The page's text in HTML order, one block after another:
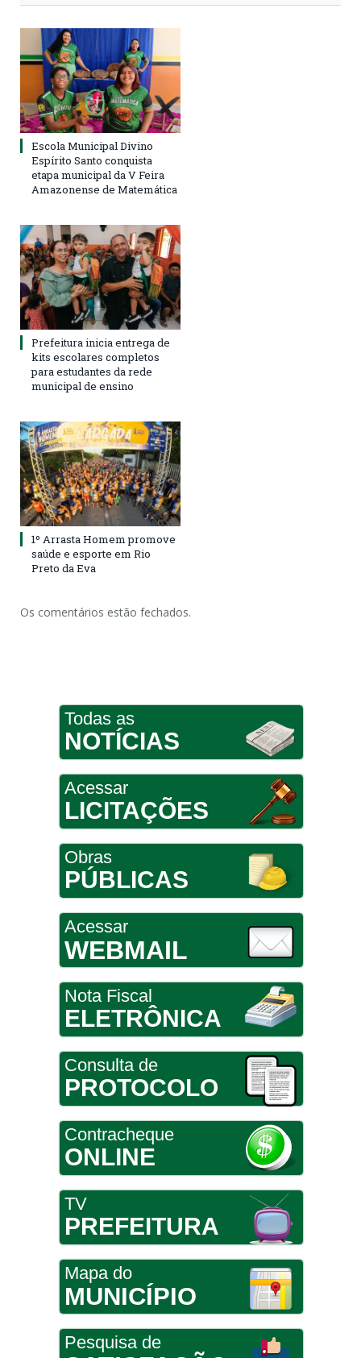
Escola Municipal Divino
Espírito Santo conquista
etapa municipal da V Feira
Amazonense de Matemática
Prefeitura inicia entrega de
kits escolares completos
para estudantes da rede
municipal de ensino
1º Arrasta Homem promove
saúde e esporte em Rio
Preto da Eva
Os comentários estão fechados.
Todas as
NOTÍCIAS
Acessar
LICITAÇÕES
Obras
PÚBLICAS
Acessar
WEBMAIL
Nota Fiscal
ELETRÔNICA
Consulta de
PROTOCOLO
Contracheque
ONLINE
TV
PREFEITURA
Mapa do
MUNICÍPIO
Pesquisa de